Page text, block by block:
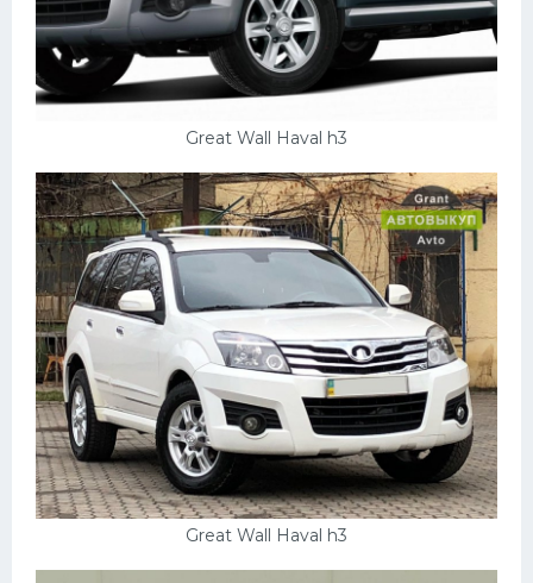
Great Wall Haval h3
Great Wall Haval h3
Джили
Хавал
ЛУАЗ
Фиат
Ситроен
Субару
Опель
Подводные лодки
Митсубиси
Киа